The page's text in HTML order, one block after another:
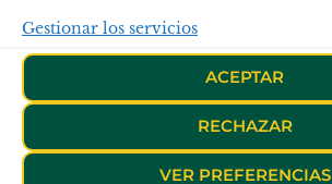
Gestionar los servicios
ACEPTAR
RECHAZAR
VER PREFERENCIAS